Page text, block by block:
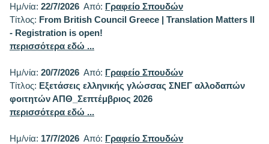
Ημ/νία: 22/7/2026 Από: Γραφείο Σπουδών
Τίτλος: From British Council Greece | Translation Matters II
- Registration is open!
περισσότερα εδώ ...
Ημ/νία: 20/7/2026 Από: Γραφείο Σπουδών
Τίτλος: Εξετάσεις ελληνικής γλώσσας ΣΝΕΓ αλλοδαπών
φοιτητών ΑΠΘ_Σεπτέμβριος 2026
περισσότερα εδώ ...
Ημ/νία: 17/7/2026 Από: Γραφείο Σπουδών